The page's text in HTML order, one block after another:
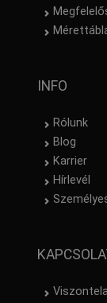
INFO
Rólunk
Blog
Karrier
Hírlevél